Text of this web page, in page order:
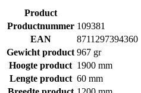
Product
Productnummer 109381
EAN
8711297394360
Gewicht product 967 gr
Hoogte product 1900 mm
Lengte product 60 mm